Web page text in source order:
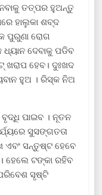
ତତ୍ପର ହୁଅନ୍ତୁ
ହାଲୁକା ଶବ୍ଦ
ପୁରୁଣା ରୋଗ
ଧ୍ୟାନ ଦେବାକୁ ପଡିବ
ଖରାପ ହେବ। ଦୁଃଖଦ
ହୁଅ । ରିସ୍କ ନିଅ
ବୃଦ୍ଧି ପାଇବ । ନୂତନ
ସୁସଙ୍ଗତତା
ଏବଂ ସନ୍ତୁଷ୍ଟ ହେବେ
ହେଲେ ଟଙ୍କା ରହିବ
ସୃଷ୍ଟି